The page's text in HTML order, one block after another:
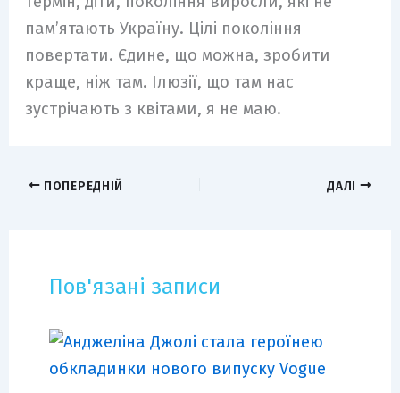
пам’ятають Україну. Цілі покоління
повертати. Єдине, що можна, зробити
краще, ніж там. Ілюзії, що там нас
зустрічають з квітами, я не маю.
ПОПЕРЕДНІЙ ДАЛІ
Пов'язані записи